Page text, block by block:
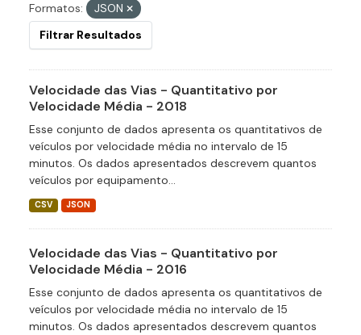
Formatos:
JSON
Filtrar Resultados
Velocidade das Vias - Quantitativo por
Velocidade Média - 2018
Esse conjunto de dados apresenta os quantitativos de
veículos por velocidade média no intervalo de 15
minutos. Os dados apresentados descrevem quantos
veículos por equipamento...
CSV JSON
Velocidade das Vias - Quantitativo por
Velocidade Média - 2016
Esse conjunto de dados apresenta os quantitativos de
veículos por velocidade média no intervalo de 15
minutos. Os dados apresentados descrevem quantos